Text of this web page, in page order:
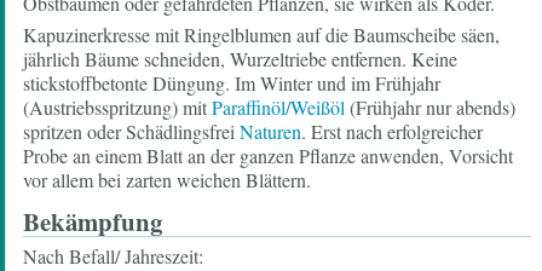
Kapuzinerkresse mit Ringelblumen auf die Baumscheibe säen,
jährlich Bäume schneiden, Wurzeltriebe entfernen. Keine
stickstoffbetonte Düngung. Im Winter und im Frühjahr
(Austriebsspritzung) mitParaffinöl/Weißöl (Frühjahr nur abends)
spritzen oder Schädlingsfrei Naturen. Erst nach erfolgreicher
Probe an einem Blatt an der ganzen Pflanze anwenden, Vorsicht
vor allem bei zarten weichen Blättern.
Bekämpfung
Nach Befall/ Jahreszeit: